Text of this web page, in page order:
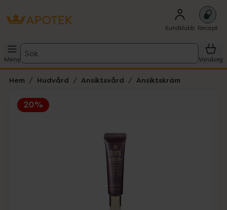
Kundklubb Recept
Meny
Sök
Varukorg
Hem Hudvård Ansiktsvård Ansiktskräm
20%
Lista: . Innehåller 1 objekt.